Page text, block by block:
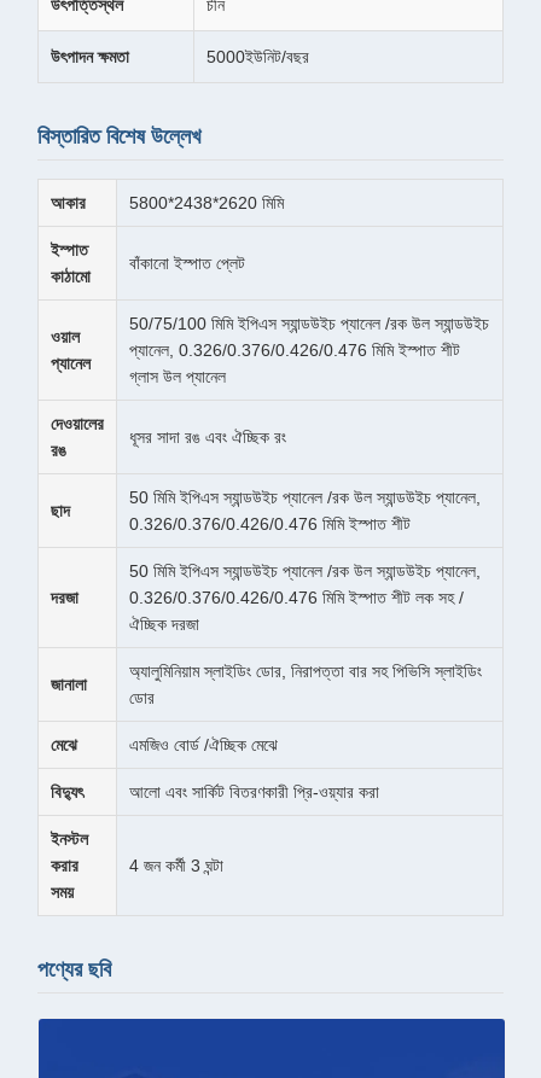
উৎপত্তিস্থল চীন
উৎপাদন ক্ষমতা 5000ইউনিট/বছর
বিস্তারিত বিশেষ উল্লেখ
আকার 5800*2438*2620 মিমি
ইস্পাত
কাঠামো
বাঁকানো ইস্পাত প্লেট
ওয়াল
প্যানেল
50/75/100 মিমি ইপিএস স্যান্ডউইচ প্যানেল /রক উল স্যান্ডউইচ
প্যানেল, 0.326/0.376/0.426/0.476 মিমি ইস্পাত শীট
গ্লাস উল প্যানেল
দেওয়ালের
রঙ
ধূসর সাদা রঙ এবং ঐচ্ছিক রং
ছাদ
50 মিমি ইপিএস স্যান্ডউইচ প্যানেল /রক উল স্যান্ডউইচ প্যানেল,
0.326/0.376/0.426/0.476 মিমি ইস্পাত শীট
দরজা
50 মিমি ইপিএস স্যান্ডউইচ প্যানেল /রক উল স্যান্ডউইচ প্যানেল,
0.326/0.376/0.426/0.476 মিমি ইস্পাত শীট লক সহ /
ঐচ্ছিক দরজা
জানালা
অ্যালুমিনিয়াম স্লাইডিং ডোর, নিরাপত্তা বার সহ পিভিসি স্লাইডিং
ডোর
মেঝে এমজিও বোর্ড /ঐচ্ছিক মেঝে
বিদ্যুৎ আলো এবং সার্কিট বিতরণকারী প্রি-ওয়্যার করা
ইনস্টল
করার
সময়
4 জন কর্মী 3 ঘন্টা
পণ্যের ছবি